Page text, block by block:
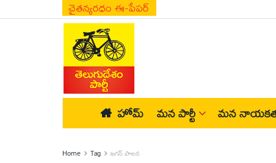
చైతన్యరధం ఈ-పేపర్
హోమ్ మన పార్టీ మన
Home Tag జగన్‌ పాలన